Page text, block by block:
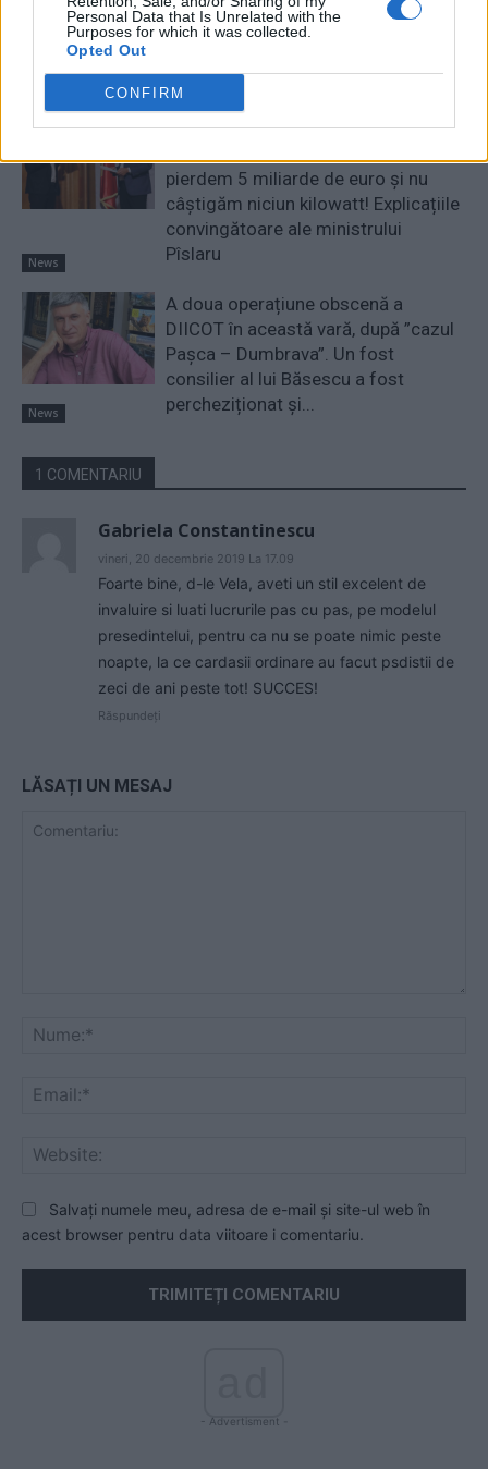
Personal Data that Is Unrelated with the
Purposes for which it was collected.
Opted Out
CONFIRM
cu atenție modificările aduse legii.
financiare”
News
Sabotaj grav al PNRR, de către
pierdem 5 miliarde de euro și nu
câștigăm niciun kilowatt! Explicațiile
convingătoare ale ministrului
Pîslaru
News
A doua operațiune obscenă a
DIICOT în această vară, după ”cazul
Pașca – Dumbrava”. Un fost
consilier al lui Băsescu a fost
percheziționat și...
1 COMENTARIU
Gabriela Constantinescu
vineri, 20 decembrie 2019 La 17.09
Foarte bine, d-le Vela, aveti un stil excelent de
invaluire si luati lucrurile pas cu pas, pe modelul
presedintelui, pentru ca nu se poate nimic peste
noapte, la ce cardasii ordinare au facut psdistii de
zeci de ani peste tot! SUCCES!
Răspundeți
LĂSAȚI UN MESAJ
Salvați numele meu, adresa de e-mail și site-ul web în
acest browser pentru data viitoare i comentariu.
- Advertisment -